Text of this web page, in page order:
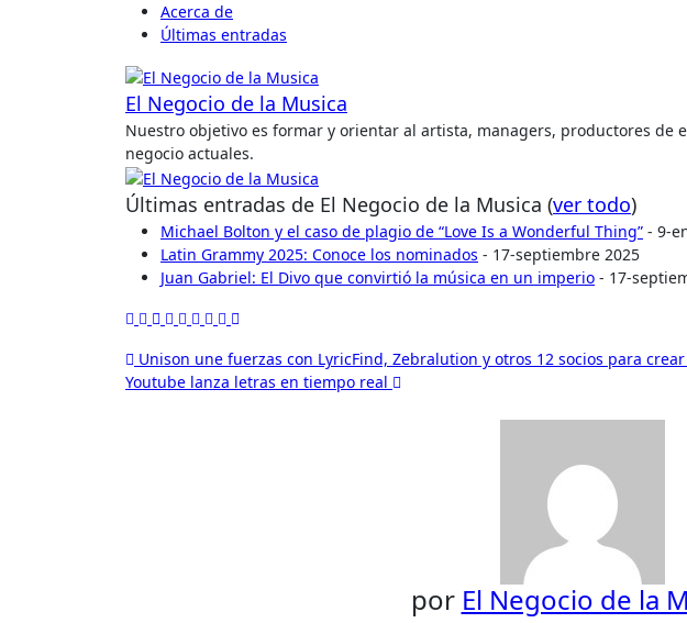
Acerca de
Últimas entradas
El Negocio de la Musica
Nuestro objetivo es formar y orientar al artista, managers, productores de
negocio actuales.
Últimas entradas de El Negocio de la Musica (ver todo)
Michael Bolton y el caso de plagio de “Love Is a Wonderful Thing” - 9-
Latin Grammy 2025: Conoce los nominados - 17-septiembre 2025
Juan Gabriel: El Divo que convirtió la música en un imperio - 17-
Navegación
Unison une fuerzas con LyricFind, Zebralution y otros 12 socios para crear
Youtube lanza letras en tiempo real
por El Negocio de la